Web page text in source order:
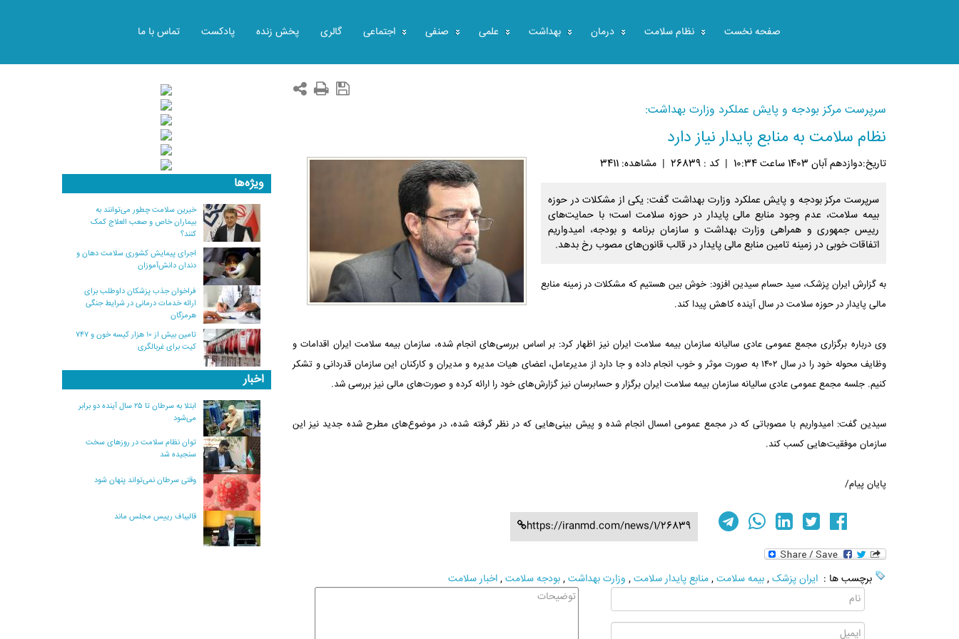
صفحه نخست نظام سلامت درمان بهداشت علمی صنفی اجتماعی گالری پخش زنده پادکست تماس با ما
سرپرست مرکز بودجه و پایش عملکرد وزارت بهداشت:
نظام سلامت به منابع پایدار نیاز دارد
تاريخ:دوازدهم آبان 1403 ساعت 10:34 | کد : 26839 | مشاهده: 3411
سرپرست مرکز بودجه و پایش عملکرد وزارت بهداشت گفت: یکی از مشکلات در حوزه
بیمه سلامت، عدم وجود منابع مالی پایدار در حوزه سلامت است؛ با حمایت‌های
رییس جمهوری و همراهی وزارت بهداشت و سازمان برنامه و بودجه، امیدواریم
اتفاقات خوبی در زمینه تامین منابع مالی پایدار در قالب قانون‌های مصوب رخ بدهد.
به گزارش ایران پزشک، سید حسام سیدین افزود: خوش بین هستیم که مشکلات در زمینه منابع
مالی پایدار در حوزه سلامت در سال آینده کاهش پیدا کند.
وی درباره برگزاری مجمع عمومی عادی سالیانه سازمان بیمه سلامت ایران نیز اظهار کرد: بر اساس بررسی‌های انجام شده، سازمان بیمه سلامت ایران اقدامات و
وظایف محوله خود را در سال ۱۴۰۲ به صورت موثر و خوب انجام داده و جا دارد از مدیرعامل، اعضای هیات مدیره و مدیران و کارکنان این سازمان قدردانی و تشکر
کنیم. جلسه مجمع عمومی عادی سالیانه سازمان بیمه سلامت ایران برگزار و حسابرسان نیز گزارش‌های خود را ارائه کرده و صورت‌های مالی نیز بررسی شد.
سیدین گفت: امیدواریم با مصوباتی که در مجمع عمومی امسال انجام شده و پیش بینی‌هایی که در نظر گرفته شده، در موضوع‌های مطرح شده جدید نیز این
سازمان موفقیت‌هایی کسب کند.
پایان پیام/
https://iranmd.com/news/1/26839
برچسب ها : ایران پزشک,بیمه سلامت,منابع پایدار سلامت, وزارت بهداشت,بودجه سلامت,اخبار سلامت
ویژه‌ها
خیرین سلامت چطور می‌توانند به
بیماران خاص و صعب العلاج کمک
کنند؟
اجرای پیمایش کشوری سلامت دهان و
دندان دانش‌آموزان
فراخوان جذب پزشکان داوطلب برای
ارائه خدمات درمانی در شرایط جنگی
هرمزگان
تامین بیش از ۱۰ هزار کیسه خون و ۷۴۷
کیت برای غربالگری
اخبار
ابتلا به سرطان تا ۲۵ سال آینده دو برابر
می‌شود
توان نظام سلامت در روزهای سخت
سنجیده شد
وقتی سرطان نمی‌تواند پنهان شود
قالیباف رییس مجلس ماند